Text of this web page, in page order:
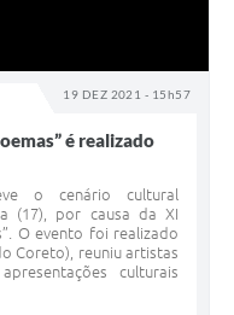
19 DEZ 2021 - 15h57
é realizado
o cenário cultural
(17), por causa da XI
O evento foi realizado
Coreto), reuniu artistas
culturais